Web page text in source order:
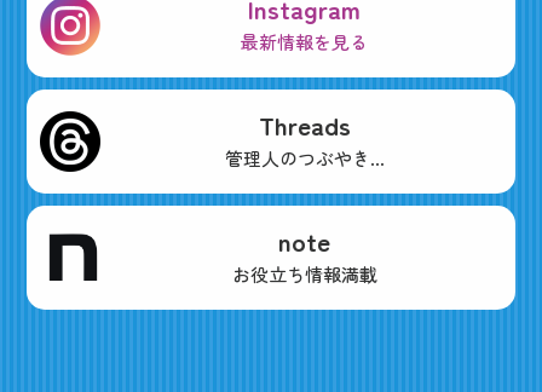
Instagram
最新情報を見る
Threads
管理人のつぶやき...
note
お役立ち情報満載